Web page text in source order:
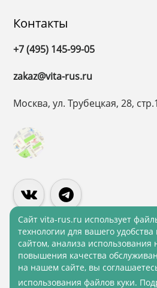
Контакты
+7 (495) 145-99-05
zakaz@vita-rus.ru
Москва, ул. Трубецкая, 28, стр.1
© 2001 - 2026 ВитаРус.
Политика конфиденциальности
Политика обработки
Cайт vita-rus.ru использует
технологии для вашего
сайтом, анализа использования
повышения качества
на нашем сайте, вы
использования файлов куки.